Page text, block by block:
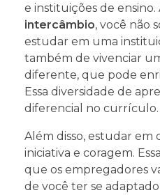
e instituições de
intercâmbio, você não
estudar em uma
também de vivenciar
diferente, que pode
Essa diversidade de
diferencial no currículo.
Além disso, estudar
iniciativa e coragem.
que os empregadores
de você ter se